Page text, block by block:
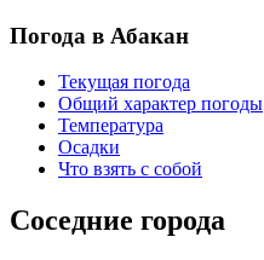
Погода в Абакан
Текущая погода
Общий характер погоды
Температура
Осадки
Что взять с собой
Соседние города